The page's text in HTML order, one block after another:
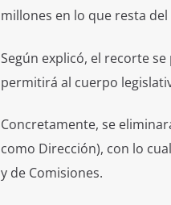
millones en lo que resta del
Según explicó, el recorte
permitirá al cuerpo
Concretamente, se
como Dirección), con lo
y de Comisiones.